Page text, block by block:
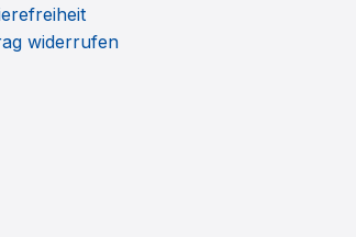
widerrufen